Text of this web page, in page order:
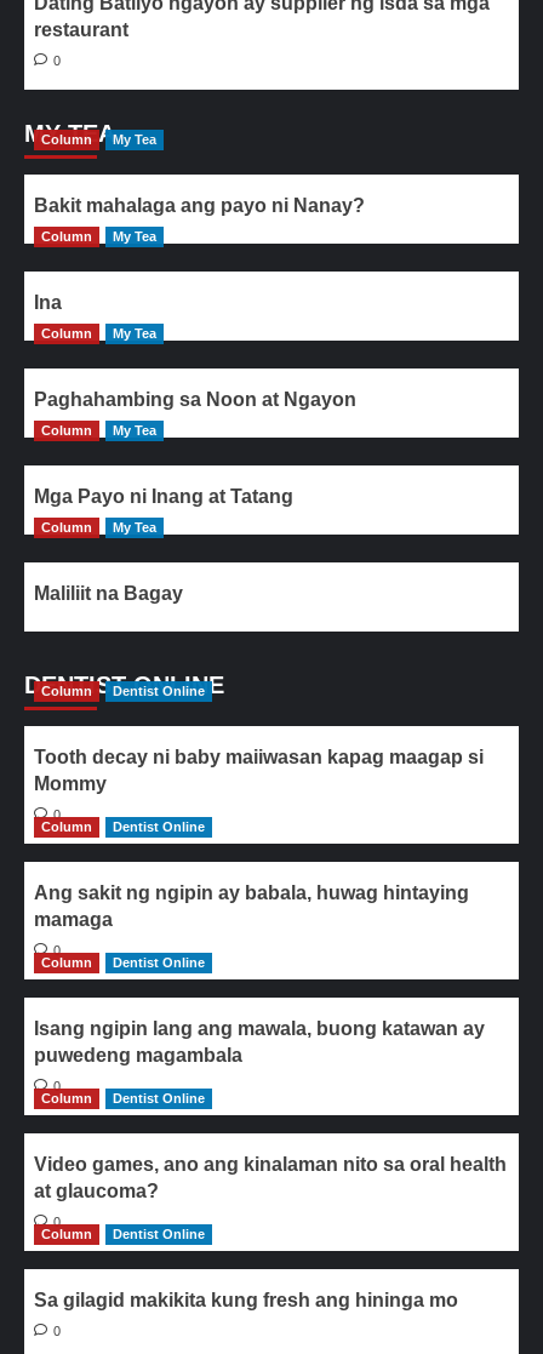
restaurant
0
MY TEA
Column My Tea
Bakit mahalaga ang payo ni Nanay?
Column My Tea
Ina
Column My Tea
Paghahambing sa Noon at Ngayon
Column My Tea
Mga Payo ni Inang at Tatang
Column My Tea
Maliliit na Bagay
DENTIST ONLINE
Column Dentist Online
Tooth decay ni baby maiiwasan kapag maagap si
Mommy
0
Column
Dentist Online
Ang sakit ng ngipin ay babala, huwag hintaying
mamaga
0
Column
Dentist Online
Isang ngipin lang ang mawala, buong katawan ay
puwedeng magambala
0
Column
Dentist Online
Video games, ano ang kinalaman nito sa oral health
at glaucoma?
0
Column
Dentist Online
Sa gilagid makikita kung fresh ang hininga mo
0